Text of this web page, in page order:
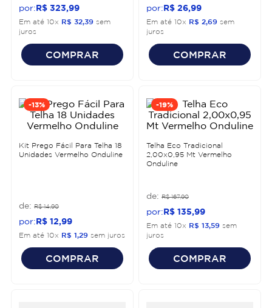
R$ 323 99
Em até 10x R$ 32 39 sem
juros
COMPRAR
R$ 26 99
Em até 10x R$ 2 69 sem
juros
COMPRAR
-13%
Kit Prego Fácil Para Telha 18
Unidades Vermelho Onduline
R$ 14,90
R$ 12 99
Em até 10x R$ 1 29 sem juros
COMPRAR
-19%
Telha Eco Tradicional
2,00x0,95 Mt Vermelho
Onduline
R$ 167,90
R$ 135 99
Em até 10x R$ 13 59 sem
juros
COMPRAR